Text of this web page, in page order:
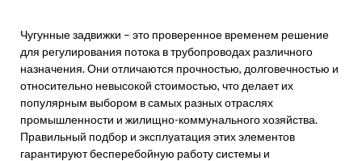
Чугунные задвижки – это проверенное временем решение
для регулирования потока в трубопроводах различного
назначения. Они отличаются прочностью, долговечностью и
относительно невысокой стоимостью, что делает их
популярным выбором в самых разных отраслях
промышленности и жилищно-коммунального хозяйства.
Правильный подбор и эксплуатация этих элементов
гарантируют бесперебойную работу системы и